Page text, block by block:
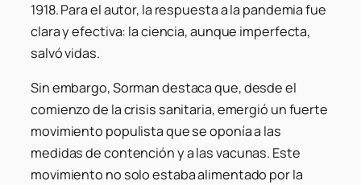
1918. Para el autor, la respuesta a la pandemia fue
clara y efectiva: la ciencia, aunque imperfecta,
salvó vidas.
Sin embargo, Sorman destaca que, desde el
comienzo de la crisis sanitaria, emergió un fuerte
movimiento populista que se oponía a las
medidas de contención y a las vacunas. Este
movimiento no solo estaba alimentado por la